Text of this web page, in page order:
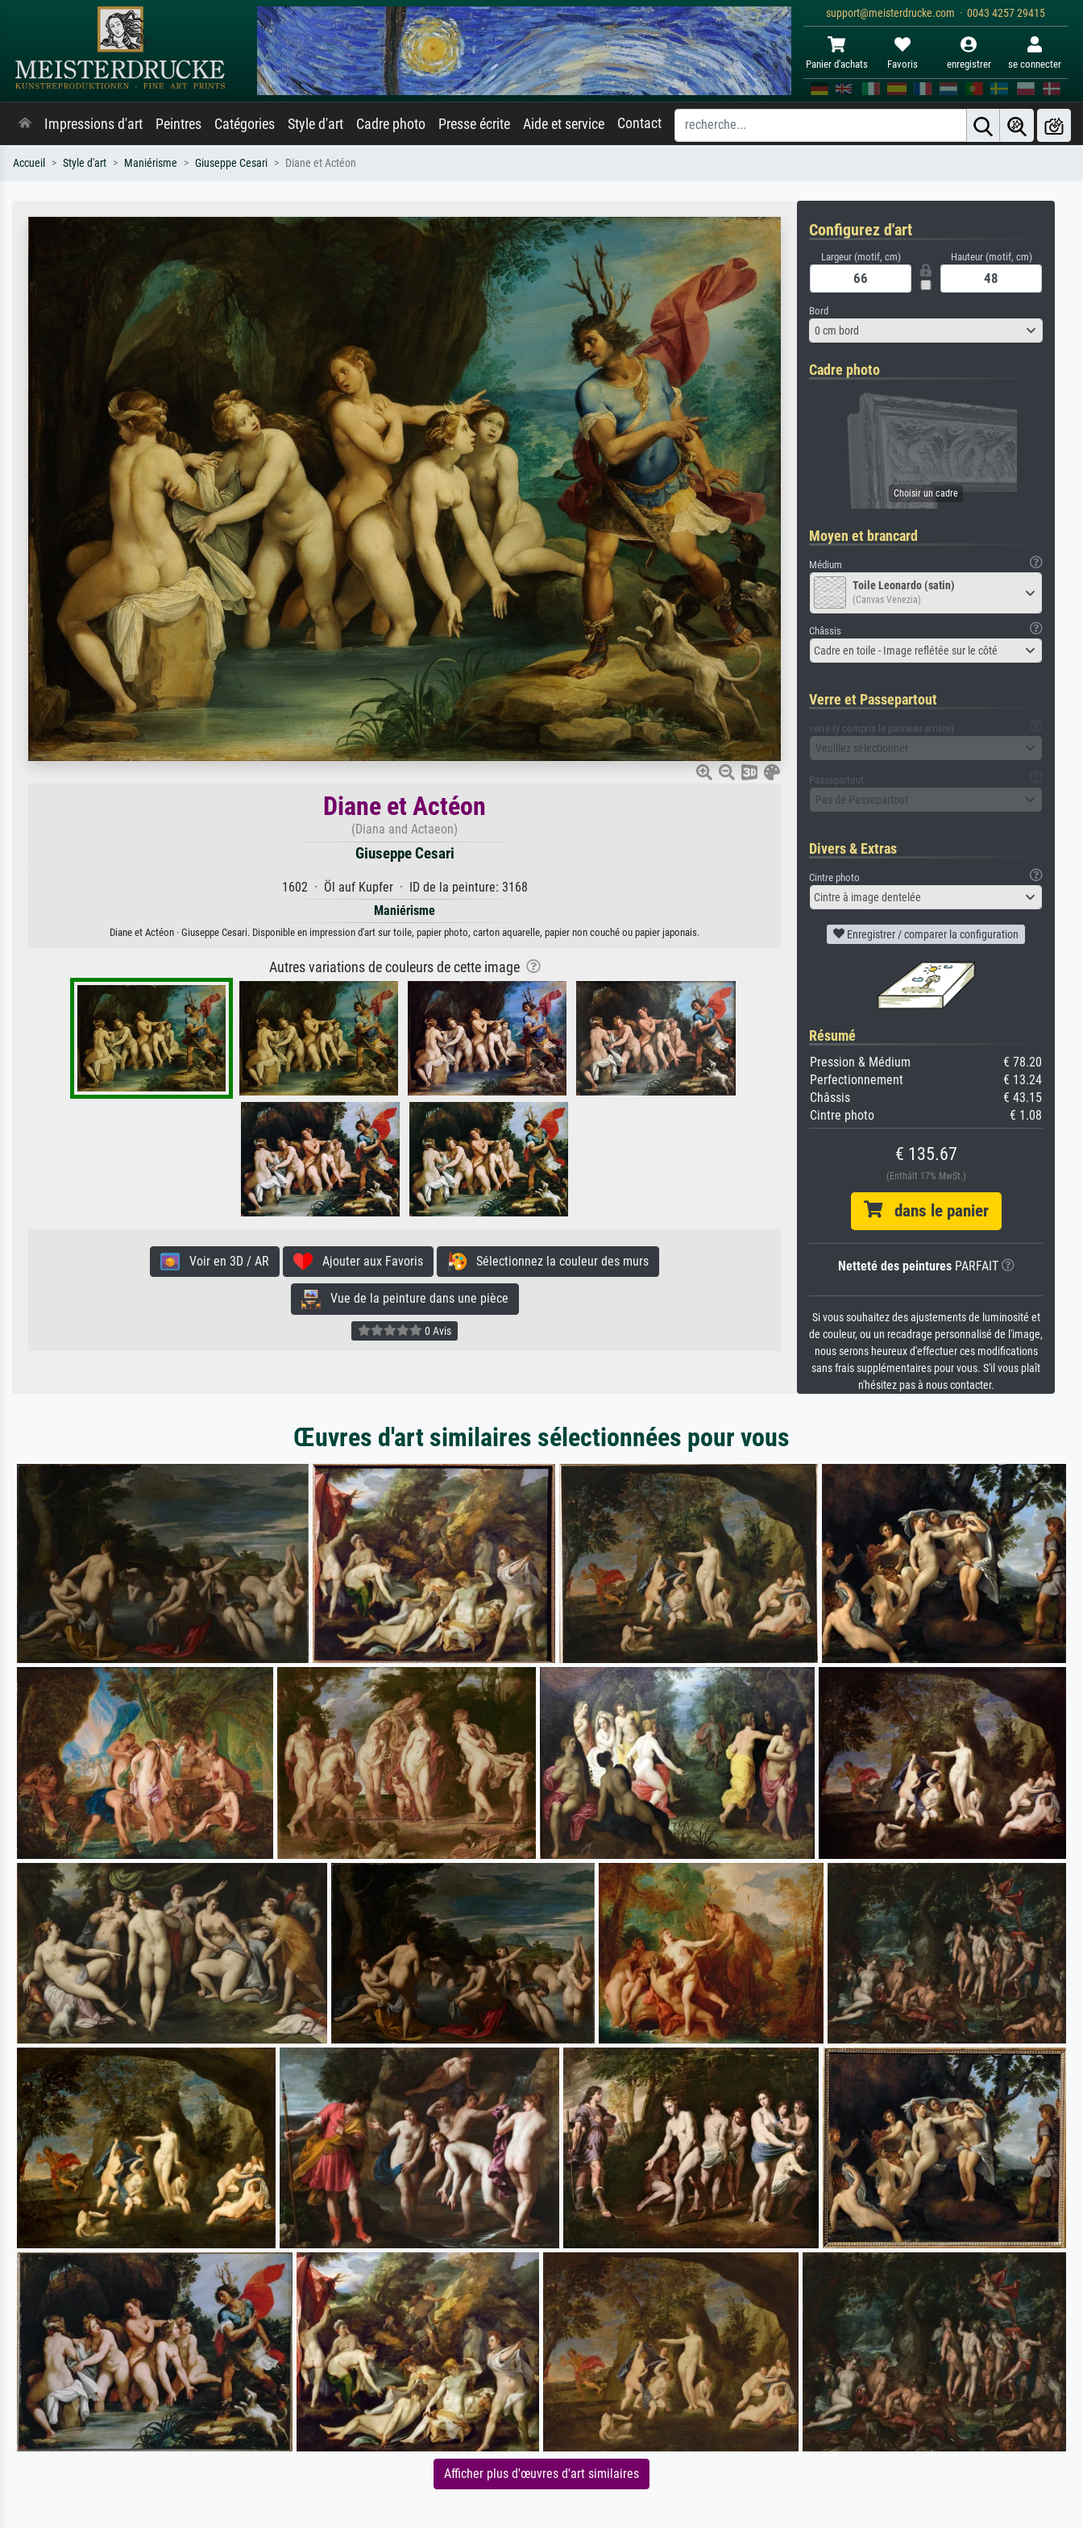
support@meisterdrucke.com · 0043 4257 29415
Panier d'achats Favoris enregistrer se connecter
Impressions d'art Peintres Catégories Style d'art Cadre photo Presse écrite Aide et service Contact
Accueil Style d'art Maniérisme Giuseppe Cesari Diane et Actéon
Diane et Actéon
(Diana and Actaeon)
Giuseppe Cesari
1602 · Öl auf Kupfer · ID de la peinture: 3168
Maniérisme
Diane et Actéon · Giuseppe Cesari. Disponible en impression d'art sur toile, papier photo, carton aquarelle, papier non couché ou papier japonais.
Autres variations de couleurs de cette image
Voir en 3D / AR Ajouter aux Favoris Sélectionnez la couleur des murs
Vue de la peinture dans une pièce
0 Avis
Configurez d'art
Largeur (motif, cm) Hauteur (motif, cm)
Bord
0 cm bord
Cadre photo
Moyen et brancard
Médium
Toile Leonardo (satin)
(Canvas Venezia)
Châssis
Cadre en toile - Image reflétée sur le côté
Verre et Passepartout
verre (y compris le panneau arrière)
Veuillez sélectionner
Passepartout
Pas de Passepartout
Divers & Extras
Cintre photo
Cintre à image dentelée
Enregistrer / comparer la configuration
Résumé
Pression & Médium
€ 78.20
Perfectionnement
€ 13.24
Châssis
€ 43.15
Cintre photo
€ 1.08
€ 135.67
(Enthält 17% MwSt.)
dans le panier
Netteté des peinturesPARFAIT
Si vous souhaitez des ajustements de luminosité et
de couleur, ou un recadrage personnalisé de l'image,
nous serons heureux d'effectuer ces modifications
sans frais supplémentaires pour vous. S'il vous plaît
n'hésitez pas à nous contacter.
Œuvres d'art similaires sélectionnées pour vous
Afficher plus d'œuvres d'art similaires